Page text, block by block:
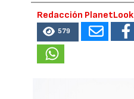
Redacción PlanetLook
579